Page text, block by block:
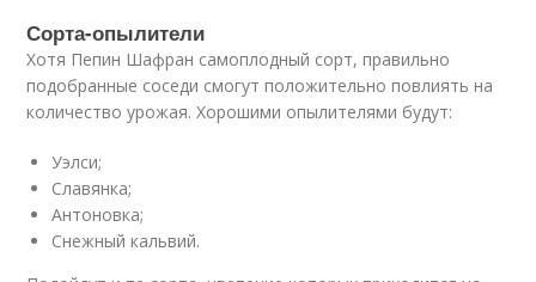
Сорта-опылители
Хотя Пепин Шафран самоплодный сорт, правильно
подобранные соседи смогут положительно повлиять на
количество урожая. Хорошими опылителями будут:
Уэлси;
Славянка;
Антоновка;
Снежный кальвий.